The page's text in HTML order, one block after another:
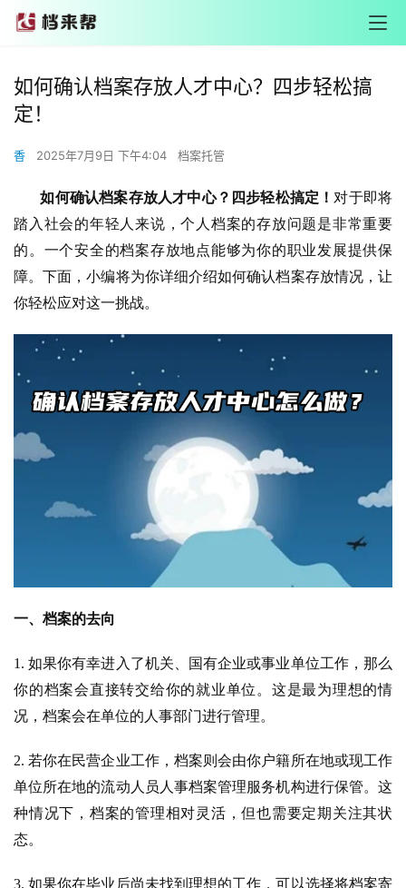
如何确认档案存放人才中心？四步轻松搞
定！
香 2025年7月9日 下午4:04 档案托管
如何确认档案存放人才中心？四步轻松搞定！ 对于即将
踏入社会的年轻人来说，个人档案的存放问题是非常重要
的。一个安全的档案存放地点能够为你的职业发展提供保
障。下面，小编将为你详细介绍如何确认档案存放情况，让
你轻松应对这一挑战。
一、档案的去向
1. 如果你有幸进入了机关、国有企业或事业单位工作，那么
你的档案会直接转交给你的就业单位。这是最为理想的情
况，档案会在单位的人事部门进行管理。
2. 若你在民营企业工作，档案则会由你户籍所在地或现工作
单位所在地的流动人员人事档案管理服务机构进行保管。这
种情况下，档案的管理相对灵活，但也需要定期关注其状
态。
3. 如果你在毕业后尚未找到理想的工作，可以选择将档案寄